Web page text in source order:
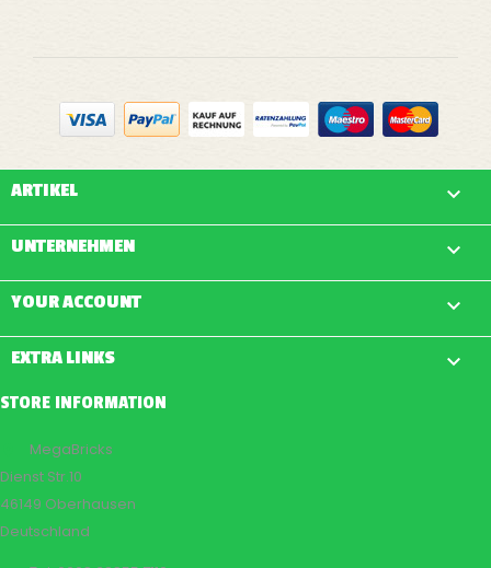
ARTIKEL 
UNTERNEHMEN 
YOUR ACCOUNT 
EXTRA LINKS 
STORE INFORMATION
MegaBricks
Dienst Str.10
46149 Oberhausen
Deutschland